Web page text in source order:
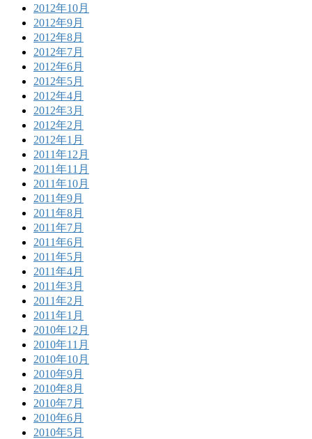
2012年10月
2012年9月
2012年8月
2012年7月
2012年6月
2012年5月
2012年4月
2012年3月
2012年2月
2012年1月
2011年12月
2011年11月
2011年10月
2011年9月
2011年8月
2011年7月
2011年6月
2011年5月
2011年4月
2011年3月
2011年2月
2011年1月
2010年12月
2010年11月
2010年10月
2010年9月
2010年8月
2010年7月
2010年6月
2010年5月